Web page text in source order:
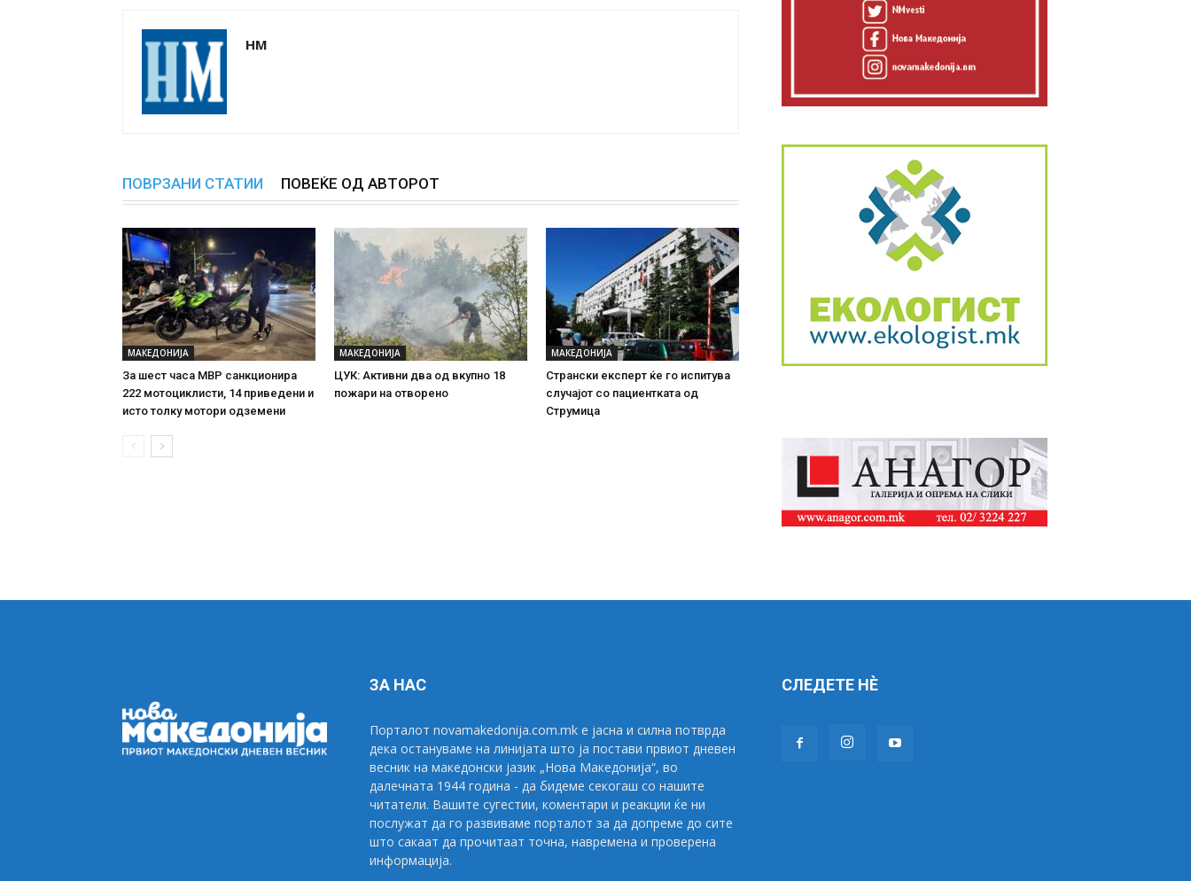
НМ
ПОВРЗАНИ СТАТИИ ПОВЕЌЕ ОД АВТОРОТ
МАКЕДОНИЈА
За шест часа МВР санкционира
222 мотоциклисти, 14 приведени и
исто толку мотори одземени
МАКЕДОНИЈА
ЦУК: Активни два од вкупно 18
пожари на отворено
МАКЕДОНИЈА
Странски експерт ќе го испитува
случајот со пациентката од
Струмица
ЗА НАС
Порталот novamakedonija.com.mk е јасна и силна потврда
дека остануваме на линијата што ја постави првиот дневен
весник на македонски јазик „Нова Македонија“, во
далечната 1944 година - да бидеме секогаш со нашите
читатели. Вашите сугестии, коментари и реакции ќе ни
послужат да го развиваме порталот за да допреме до сите
што сакаат да прочитаат точна, навремена и проверена
информација.
СЛЕДЕТЕ НÈ